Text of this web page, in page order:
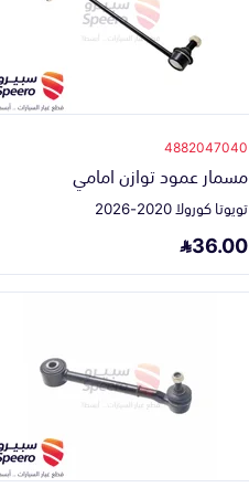
4882047040
مسمار عمود توازن امامي
تويوتا كورولا 2020-2026
36.00